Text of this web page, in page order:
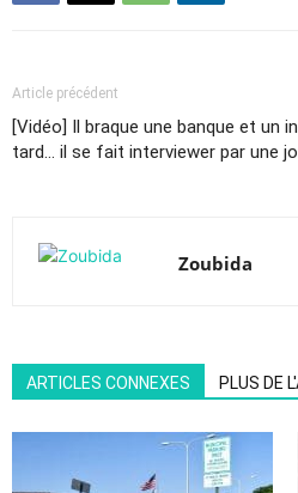
Article précédent
[Vidéo] Il braque une banque et un
tard… il se fait interviewer par une
Zoubida
ARTICLES CONNEXES PLUS DE